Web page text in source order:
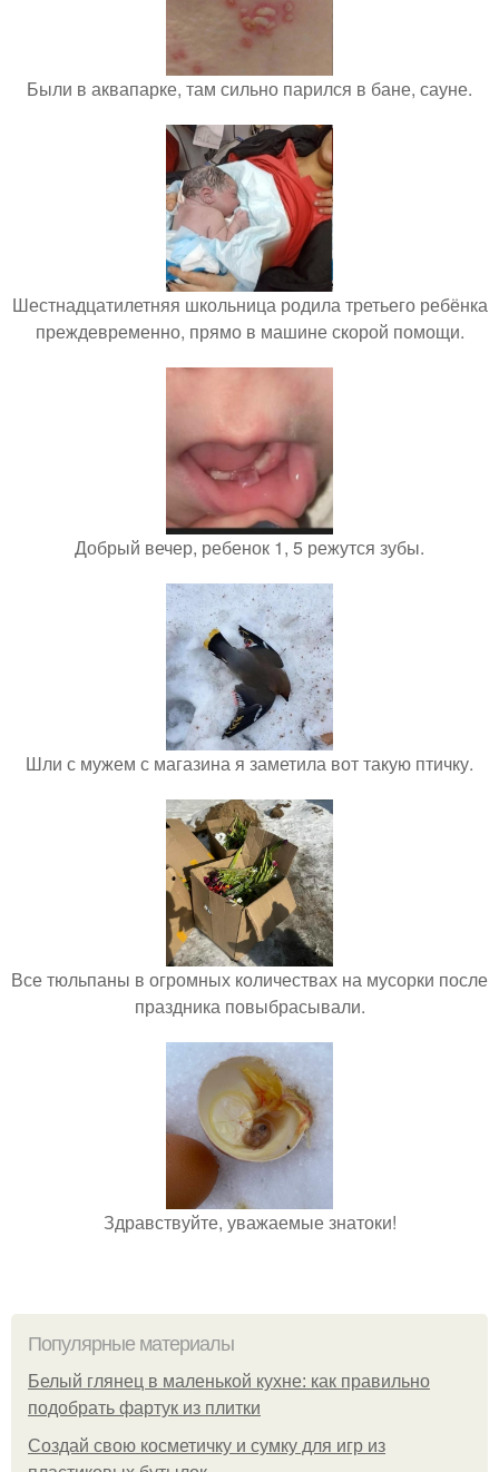
Были в аквапарке, там сильно парился в бане, сауне.
Шестнадцатилетняя школьница родила третьего ребёнка
преждевременно, прямо в машине скорой помощи.
Добрый вечер, ребенок 1, 5 режутся зубы.
Шли с мужем с магазина я заметила вот такую птичку.
Все тюльпаны в огромных количествах на мусорки после
праздника повыбрасывали.
Здравствуйте, уважаемые знатоки!
Популярные материалы
Белый глянец в маленькой кухне: как правильно
подобрать фартук из плитки
Создай свою косметичку и сумку для игр из